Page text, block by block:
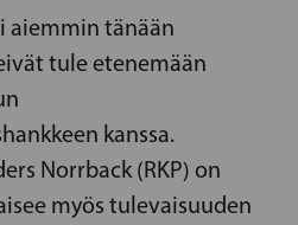
aiemmin tänään
tule etenemään
kanssa.
Norrback (RKP) on
myös tulevaisuuden